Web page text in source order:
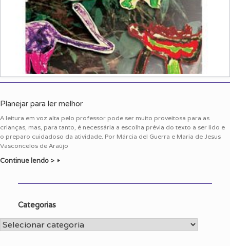
Planejar para ler melhor
A leitura em voz alta pelo professor pode ser muito proveitosa para as
crianças, mas, para tanto, é necessária a escolha prévia do texto a ser lido e
o preparo cuidadoso da atividade. Por Márcia del Guerra e Maria de Jesus
Vasconcelos de Araújo
Continue lendo >
Categorias
Categorias